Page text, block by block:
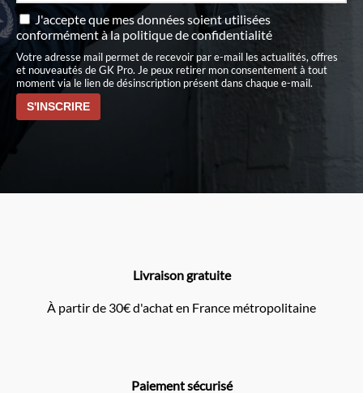
J'accepte que mes données soient utilisées
conformément àla politique de confidentialité
Votre adresse mail permet de recevoir par e-mail les actualités, offres
et nouveautés de GK Pro. Je peux retirer mon consentement à tout
moment via le lien de désinscription présent dans chaque e-mail.
Livraison gratuite
À partir de 30€ d'achat en France métropolitaine
Paiement sécurisé